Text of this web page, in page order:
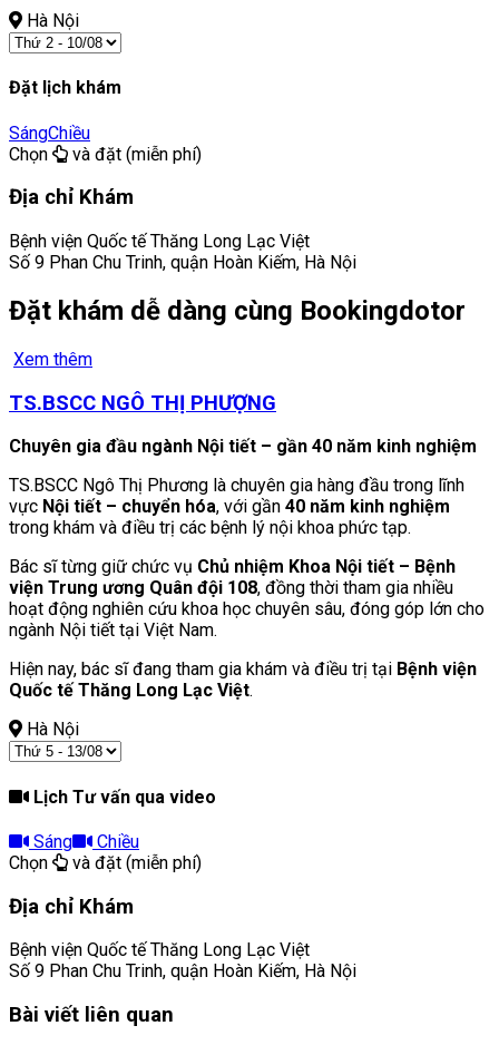
Hà Nội
Đặt lịch khám
SángChiều
Chọn
và đặt (miễn phí)
Địa chỉ Khám
Bệnh viện Quốc tế Thăng Long Lạc Việt
Số 9 Phan Chu Trinh, quận Hoàn Kiếm, Hà Nội
Đặt khám dễ dàng cùng Bookingdotor
Xem thêm
TS.BSCC NGÔ THỊ PHƯỢNG
Chuyên gia đầu ngành Nội tiết – gần 40 năm kinh nghiệm
TS.BSCC Ngô Thị Phương là chuyên gia hàng đầu trong lĩnh
vực Nội tiết – chuyển hóa, với gần 40 năm kinh nghiệm
trong khám và điều trị các bệnh lý nội khoa phức tạp.
Bác sĩ từng giữ chức vụ Chủ nhiệm Khoa Nội tiết – Bệnh
viện Trung ương Quân đội 108, đồng thời tham gia nhiều
hoạt động nghiên cứu khoa học chuyên sâu, đóng góp lớn cho
ngành Nội tiết tại Việt Nam.
Hiện nay, bác sĩ đang tham gia khám và điều trị tại Bệnh viện
Quốc tế Thăng Long Lạc Việt.
Hà Nội
Lịch Tư vấn qua video
Sáng
Chiều
Chọn
và đặt (miễn phí)
Địa chỉ Khám
Bệnh viện Quốc tế Thăng Long Lạc Việt
Số 9 Phan Chu Trinh, quận Hoàn Kiếm, Hà Nội
Bài viết liên quan